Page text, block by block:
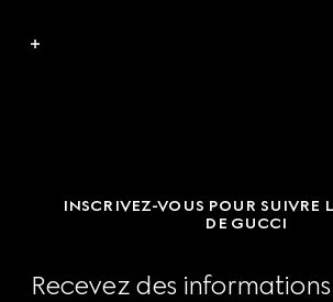
INSCRIVEZ-VOUS POUR SUIVRE
DE GUCCI
Recevez des